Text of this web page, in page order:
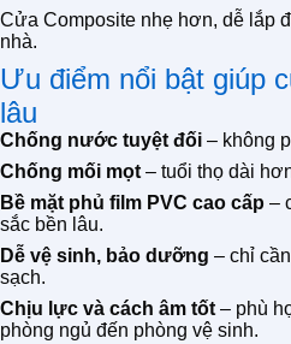
Cửa Composite nhẹ hơn, dễ lắp
nhà.
Ưu điểm nổi bật giúp
lâu
Chống nước tuyệt đối – không
Chống mối mọt – tuổi thọ dài
Bề mặt phủ film PVC cao cấp –
sắc bền lâu.
Dễ vệ sinh, bảo dưỡng – chỉ
sạch.
Chịu lực và cách âm tốt – phù
phòng ngủ đến phòng vệ sinh.